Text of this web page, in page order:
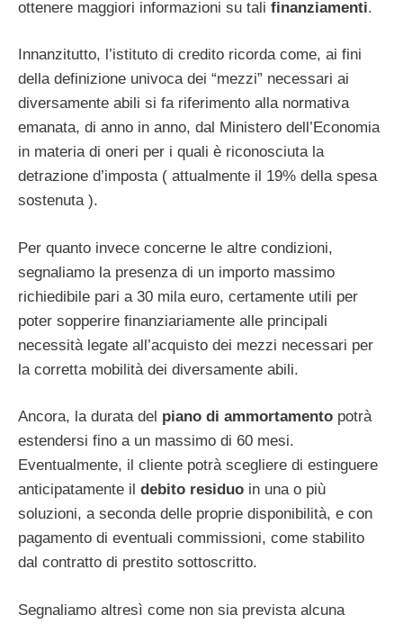
ottenere maggiori informazioni su tali finanziamenti.
Innanzitutto, l’istituto di credito ricorda come, ai fini
della definizione univoca dei “mezzi” necessari ai
diversamente abili si fa riferimento alla normativa
emanata, di anno in anno, dal Ministero dell’Economia
in materia di oneri per i quali è riconosciuta la
detrazione d’imposta ( attualmente il 19% della spesa
sostenuta ).
Per quanto invece concerne le altre condizioni,
segnaliamo la presenza di un importo massimo
richiedibile pari a 30 mila euro, certamente utili per
poter sopperire finanziariamente alle principali
necessità legate all’acquisto dei mezzi necessari per
la corretta mobilità dei diversamente abili.
Ancora, la durata del piano di ammortamento potrà
estendersi fino a un massimo di 60 mesi.
Eventualmente, il cliente potrà scegliere di estinguere
anticipatamente il debito residuo in una o più
soluzioni, a seconda delle proprie disponibilità, e con
pagamento di eventuali commissioni, come stabilito
dal contratto di prestito sottoscritto.
Segnaliamo altresì come non sia prevista alcuna